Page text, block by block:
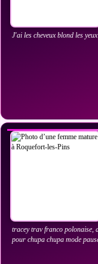
J'ai les cheveux blond les
tracey trav franco polonaise,
pour chupa chupa mode